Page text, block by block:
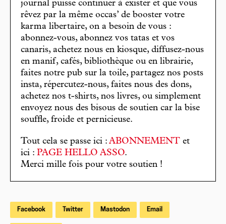
journal puisse continuer à exister et que vous
rêvez par la même occas’ de booster votre
karma libertaire, on a besoin de vous :
abonnez-vous, abonnez vos tatas et vos
canaris, achetez nous en kiosque, diffusez-nous
en manif, cafés, bibliothèque ou en librairie,
faites notre pub sur la toile, partagez nos posts
insta, répercutez-nous, faites nous des dons,
achetez nos t-shirts, nos livres, ou simplement
envoyez nous des bisous de soutien car la bise
souffle, froide et pernicieuse.
Tout cela se passe ici : ABONNEMENT et
ici : PAGE HELLO ASSO.
Merci mille fois pour votre soutien !
Facebook Twitter Mastodon Email